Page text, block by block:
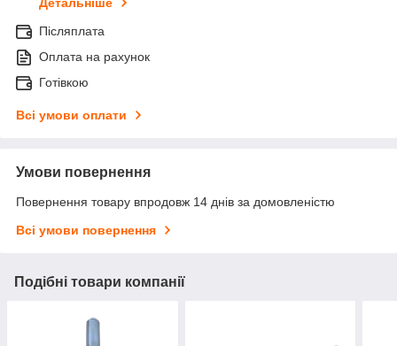
Детальніше
Післяплата
Оплата на рахунок
Готівкою
Всі умови оплати
Умови повернення
Повернення товару впродовж 14 днів за домовленістю
Всі умови повернення
Подібні товари компанії